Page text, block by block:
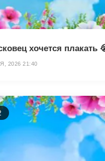
хочется плакать
2026 21:40